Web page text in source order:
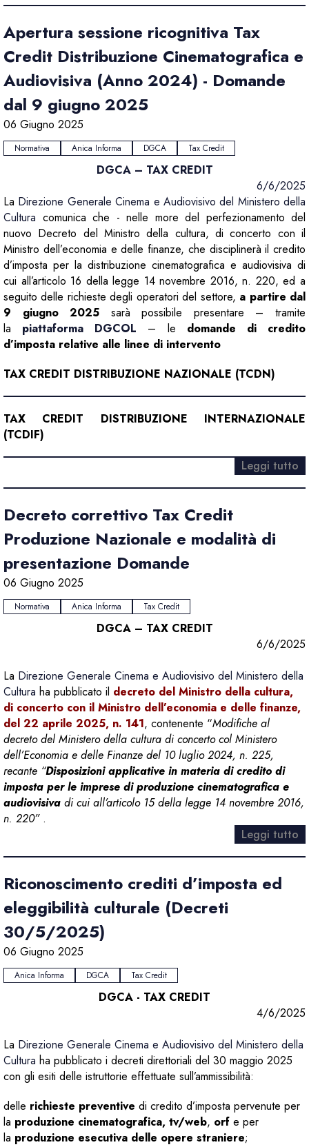
Apertura sessione ricognitiva Tax
Credit Distribuzione Cinematografica e
Audiovisiva (Anno 2024) - Domande
dal 9 giugno 2025
06 Giugno 2025
Normativa Anica Informa DGCA Tax Credit
DGCA – TAX CREDIT
6/6/2025
La Direzione Generale Cinema e Audiovisivo del Ministero della
Cultura comunica che - nelle more del perfezionamento del
nuovo Decreto del Ministro della cultura, di concerto con il
Ministro dell’economia e delle finanze, che disciplinerà il credito
d’imposta per la distribuzione cinematografica e audiovisiva di
cui all’articolo 16 della legge 14 novembre 2016, n. 220, ed a
seguito delle richieste degli operatori del settore, a partire dal
9 giugno 2025 sarà possibile presentare – tramite
la piattaforma DGCOL – le domande di credito
d’imposta relative alle linee di intervento
TAX CREDIT DISTRIBUZIONE NAZIONALE (TCDN)
TAX CREDIT DISTRIBUZIONE INTERNAZIONALE
(TCDIF)
Leggi tutto
Decreto correttivo Tax Credit
Produzione Nazionale e modalità di
presentazione Domande
06 Giugno 2025
Normativa Anica Informa Tax Credit
DGCA – TAX CREDIT
6/6/2025
La Direzione Generale Cinema e Audiovisivo del Ministero della
Cultura ha pubblicato il decreto del Ministro della cultura,
di concerto con il Ministro dell’economia e delle finanze,
del 22 aprile 2025, n. 141, contenente “Modifiche al
decreto del Ministero della cultura di concerto col Ministero
dell’Economia e delle Finanze del 10 luglio 2024, n. 225,
recante “Disposizioni applicative in materia di credito di
imposta per le imprese di produzione cinematografica e
audiovisiva di cui all’articolo 15 della legge 14 novembre 2016,
n. 220” .
Leggi tutto
Riconoscimento crediti d’imposta ed
eleggibilità culturale (Decreti
30/5/2025)
06 Giugno 2025
Anica Informa DGCA Tax Credit
DGCA - TAX CREDIT
4/6/2025
La Direzione Generale Cinema e Audiovisivo del Ministero della
Cultura ha pubblicato i decreti direttoriali del 30 maggio 2025
con gli esiti delle istruttorie effettuate sull’ammissibilità:
delle richieste preventive di credito d’imposta pervenute per
la produzione cinematografica, tv/web, orf e per
la produzione esecutiva delle opere straniere;